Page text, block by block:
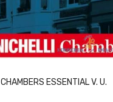
CHAMBERS ESSENTIAL V. U.
ACQUISTA